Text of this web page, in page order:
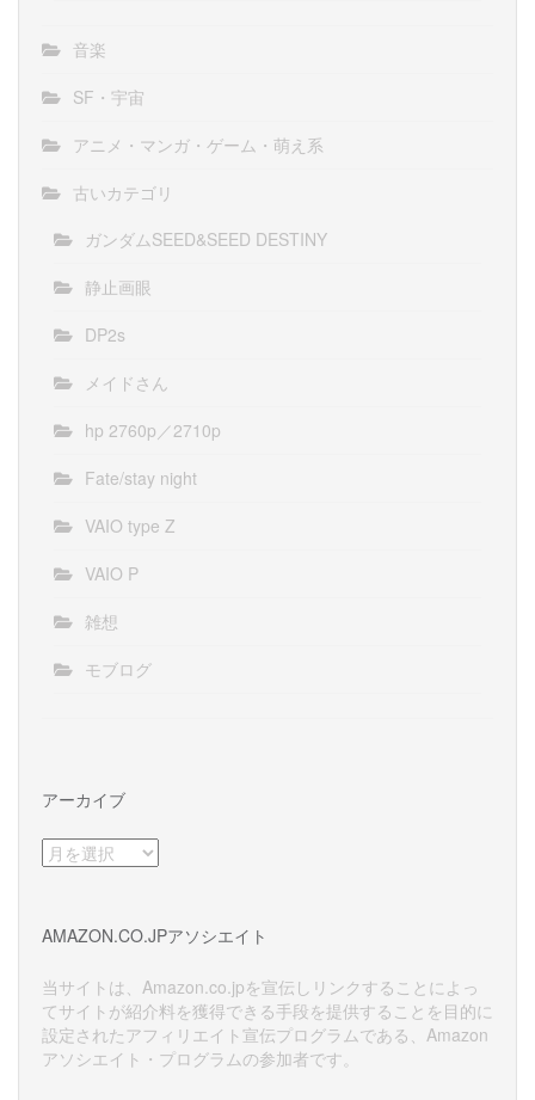
音楽
SF・宇宙
アニメ・マンガ・ゲーム・萌え系
古いカテゴリ
ガンダムSEED&SEED DESTINY
静止画眼
DP2s
メイドさん
hp 2760p／2710p
Fate/stay night
VAIO type Z
VAIO P
雑想
モブログ
アーカイブ
ア
ー
ブ
AMAZON.CO.JPアソシエイト
当サイトは、Amazon.co.jpを宣伝しリンクすることによっ
てサイトが紹介料を獲得できる手段を提供することを目的に
設定されたアフィリエイト宣伝プログラムである、Amazon
アソシエイト・プログラムの参加者です。